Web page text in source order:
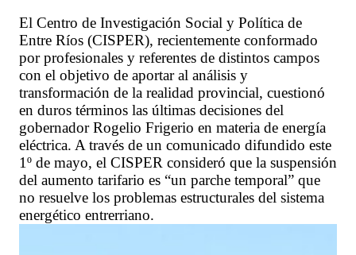
El Centro de Investigación Social y Política de
Entre Ríos (CISPER), recientemente conformado
por profesionales y referentes de distintos campos
con el objetivo de aportar al análisis y
transformación de la realidad provincial, cuestionó
en duros términos las últimas decisiones del
gobernador Rogelio Frigerio en materia de energía
eléctrica. A través de un comunicado difundido este
1º de mayo, el CISPER consideró que la suspensión
del aumento tarifario es “un parche temporal” que
no resuelve los problemas estructurales del sistema
energético entrerriano.